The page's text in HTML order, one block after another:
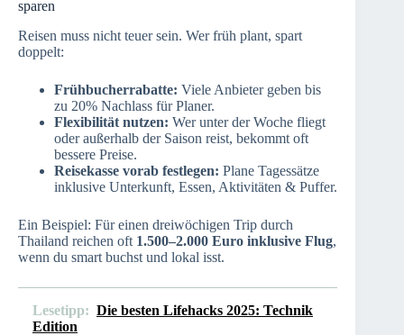
sparen
Reisen muss nicht teuer sein. Wer früh plant, spart
doppelt:
Frühbucherrabatte: Viele Anbieter geben bis
zu 20% Nachlass für Planer.
Flexibilität nutzen: Wer unter der Woche fliegt
oder außerhalb der Saison reist, bekommt oft
bessere Preise.
Reisekasse vorab festlegen: Plane Tagessätze
inklusive Unterkunft, Essen, Aktivitäten & Puffer.
Ein Beispiel: Für einen dreiwöchigen Trip durch
Thailand reichen oft 1.500–2.000 Euro inklusive Flug,
wenn du smart buchst und lokal isst.
Lesetipp: Die besten Lifehacks 2025: Technik
Edition